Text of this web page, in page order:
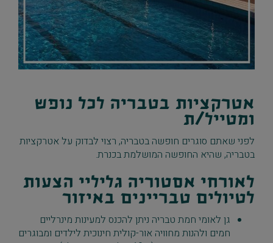
אטרקציות בטבריה לכל נופש
ומטייל/ת
לפני שאתם סוגרים חופשה בטבריה, רצוי לבדוק על אטרקציות
בטבריה, שהיא החופשה המושלמת בכנרת.
לאורחי אסטוריה גליליי הצעות
לטיולים טבריינים באיזור
גן לאומי חמת טבריה ניתן להכנס למעינות מינרליים
חמים ולהנות מחוויה אור-קולית חינוכית לילדים ומבוגרים